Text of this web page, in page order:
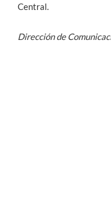
Central.
Dirección de